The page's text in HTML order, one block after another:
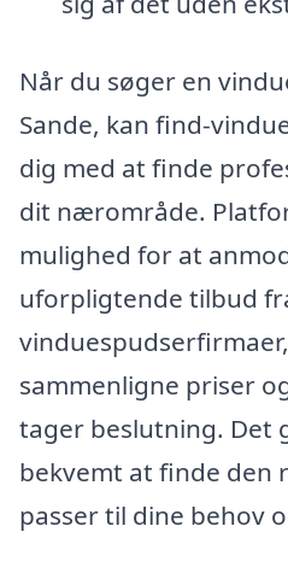
Når du søger en
Sande, kan find-
dig med at finde
dit nærområde.
mulighed for at
uforpligtende tilbud
sammenligne priser
tager beslutning. Det
bekvemt at finde den
passer til dine behov